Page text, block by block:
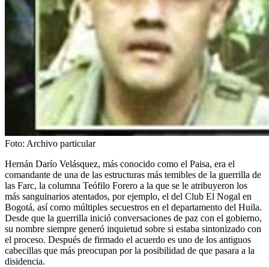
Foto: Archivo particular
Hernán Darío Velásquez, más conocido como el Paisa, era el
comandante de una de las estructuras más temibles de la guerrilla de
las Farc, la columna Teófilo Forero a la que se le atribuyeron los
más sanguinarios atentados, por ejemplo, el del Club El Nogal en
Bogotá, así como múltiples secuestros en el departamento del Huila.
Desde que la guerrilla inició conversaciones de paz con el gobierno,
su nombre siempre generó inquietud sobre si estaba sintonizado con
el proceso. Después de firmado el acuerdo es uno de los antiguos
cabecillas que más preocupan por la posibilidad de que pasara a la
disidencia.